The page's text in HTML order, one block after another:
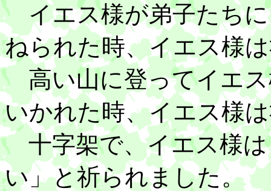
イエス様が弟子たちに
ねられた時、イエス様
高い山に登ってイエス
いかれた時、イエス様
十字架で、イエス様は
い」と祈られました。